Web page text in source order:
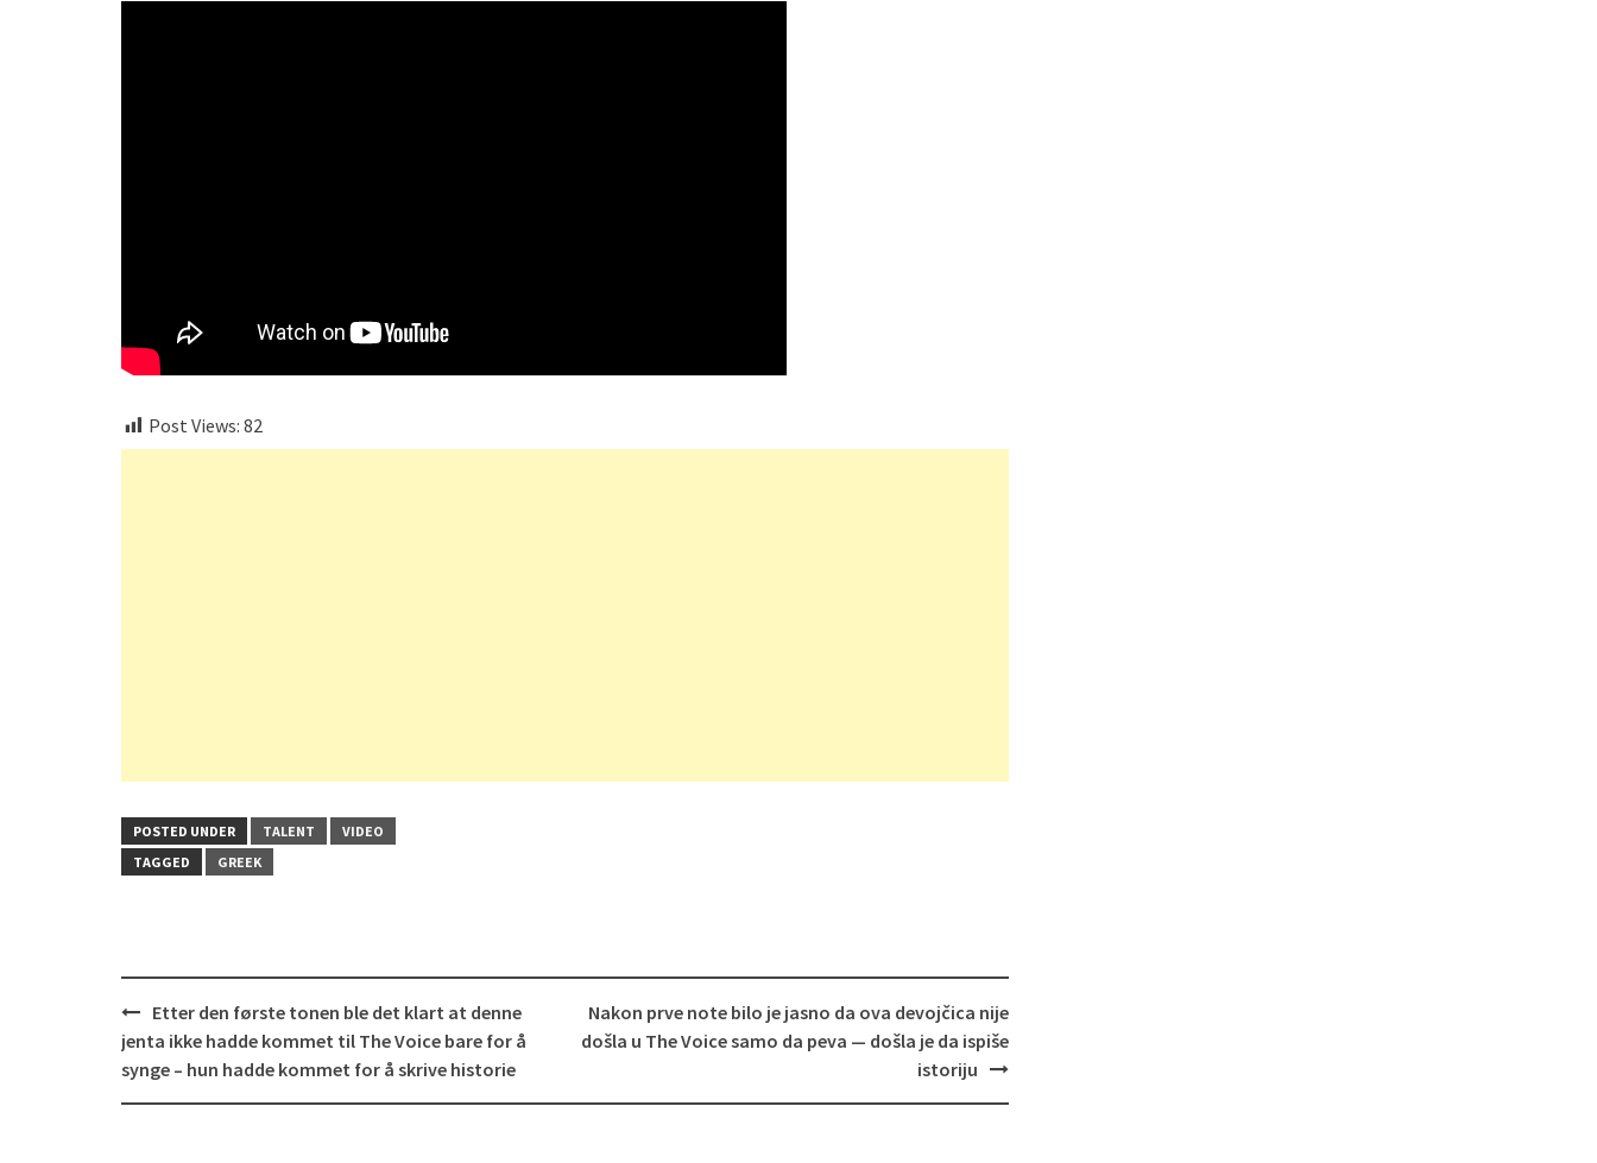
Post Views: 82
POSTED UNDER TALENT
VIDEO
TAGGED
GREEK
Post
navigation
Etter den første tonen ble det klart at denne
jenta ikke hadde kommet til The Voice bare for å
synge – hun hadde kommet for å skrive historie
Nakon prve note bilo je jasno da ova devojčica nije
došla u The Voice samo da peva — došla je da ispiše
istoriju